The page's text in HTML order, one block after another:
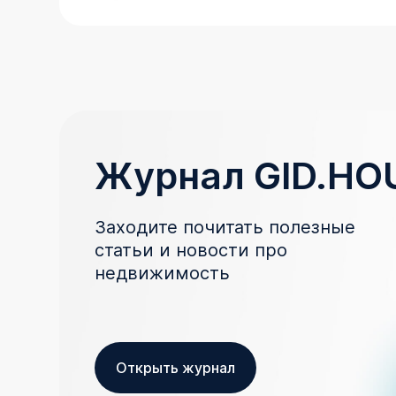
Журнал
Заходите почитать полезные
статьи и новости про
недвижимость
Открыть журнал